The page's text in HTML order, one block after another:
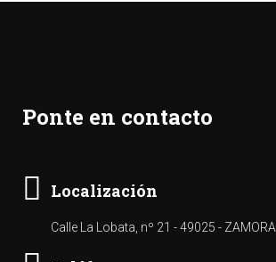
Ponte en contacto
Localización
Calle La Lobata, nº 21 - 49025 - ZAMORA